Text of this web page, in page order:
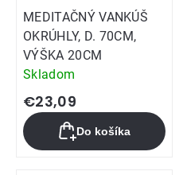
MEDITAČNÝ VANKÚŠ
OKRÚHLY, D. 70CM,
VÝŠKA 20CM
Skladom
€23,09
Do košíka